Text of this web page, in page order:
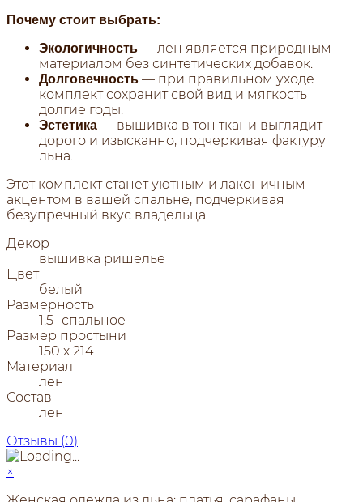
Почему стоит выбрать:
Экологичность — лен является природным
материалом без синтетических добавок.
Долговечность — при правильном уходе
комплект сохранит свой вид и мягкость
долгие годы.
Эстетика — вышивка в тон ткани выглядит
дорого и изысканно, подчеркивая фактуру
льна.
Этот комплект станет уютным и лаконичным
акцентом в вашей спальне, подчеркивая
безупречный вкус владельца.
Декор
вышивка ришелье
Цвет
белый
Размерность
1.5 -спальное
Размер простыни
150 х 214
Материал
лен
Состав
лен
Отзывы (0)
×